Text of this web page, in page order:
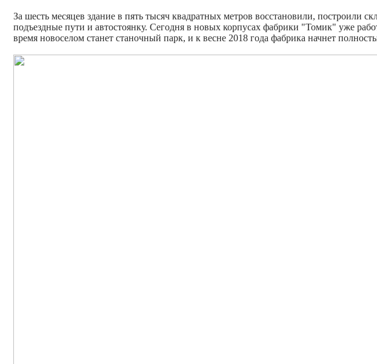
За шесть месяцев здание в пять тысяч квадратных метров восстановили, построили
подъездные пути и автостоянку. Сегодня в новых корпусах фабрики "Томик" уже
время новоселом станет станочный парк, и к весне 2018 года фабрика начнет